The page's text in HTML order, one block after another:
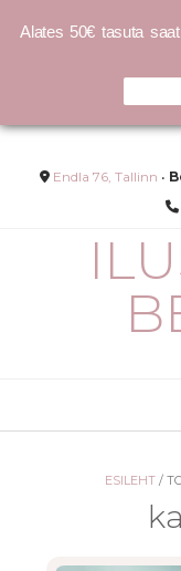
Skip
contentEndla 76, Tallinn •
ESILEHT/
Alates 50€ tasuta